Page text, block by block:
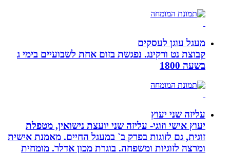
מעגל עוגן לעסקים
קבוצת נט ורקינג. נפגשת בזום אחת לשבועיים בימי ג
בשעה 1800
עליזה שני יעוץ
יעוץ אישי וזוגי- עליזה שני יועצת נישואין, מטפלת
זוגית, גם לזוגות בפרק ב` במעגל החיים. מאמנת אישית
ומרצה לזוגיות ומשפחה. בוגרת מכון אדלר. מומחית